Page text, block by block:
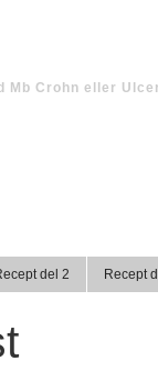
Mb Crohn eller
del 2 Recept